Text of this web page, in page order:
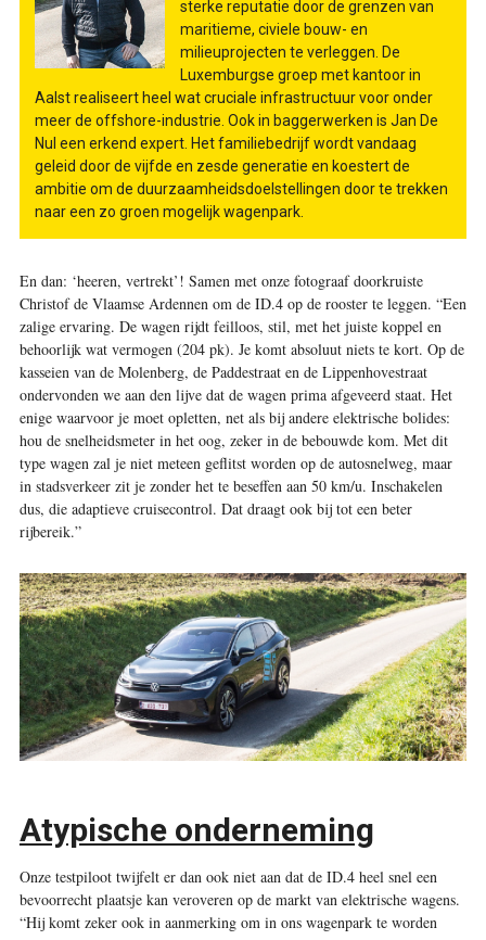
sterke reputatie door de grenzen van
maritieme, civiele bouw- en
milieuprojecten te verleggen. De
Luxemburgse groep met kantoor in
Aalst realiseert heel wat cruciale infrastructuur voor onder
meer de offshore-industrie. Ook in baggerwerken is Jan De
Nul een erkend expert. Het familiebedrijf wordt vandaag
geleid door de vijfde en zesde generatie en koestert de
ambitie om de duurzaamheidsdoelstellingen door te trekken
naar een zo groen mogelijk wagenpark.
En dan: ‘heeren, vertrekt’! Samen met onze fotograaf doorkruiste
Christof de Vlaamse Ardennen om de ID.4 op de rooster te leggen. “Een
zalige ervaring. De wagen rijdt feilloos, stil, met het juiste koppel en
behoorlijk wat vermogen (204 pk). Je komt absoluut niets te kort. Op de
kasseien van de Molenberg, de Paddestraat en de Lippenhovestraat
ondervonden we aan den lijve dat de wagen prima afgeveerd staat. Het
enige waarvoor je moet opletten, net als bij andere elektrische bolides:
hou de snelheidsmeter in het oog, zeker in de bebouwde kom. Met dit
type wagen zal je niet meteen geflitst worden op de autosnelweg, maar
in stadsverkeer zit je zonder het te beseffen aan 50 km/u. Inschakelen
dus, die adaptieve cruisecontrol. Dat draagt ook bij tot een beter
rijbereik.”
Atypische onderneming
Onze testpiloot twijfelt er dan ook niet aan dat de ID.4 heel snel een
bevoorrecht plaatsje kan veroveren op de markt van elektrische wagens.
“Hij komt zeker ook in aanmerking om in ons wagenpark te worden